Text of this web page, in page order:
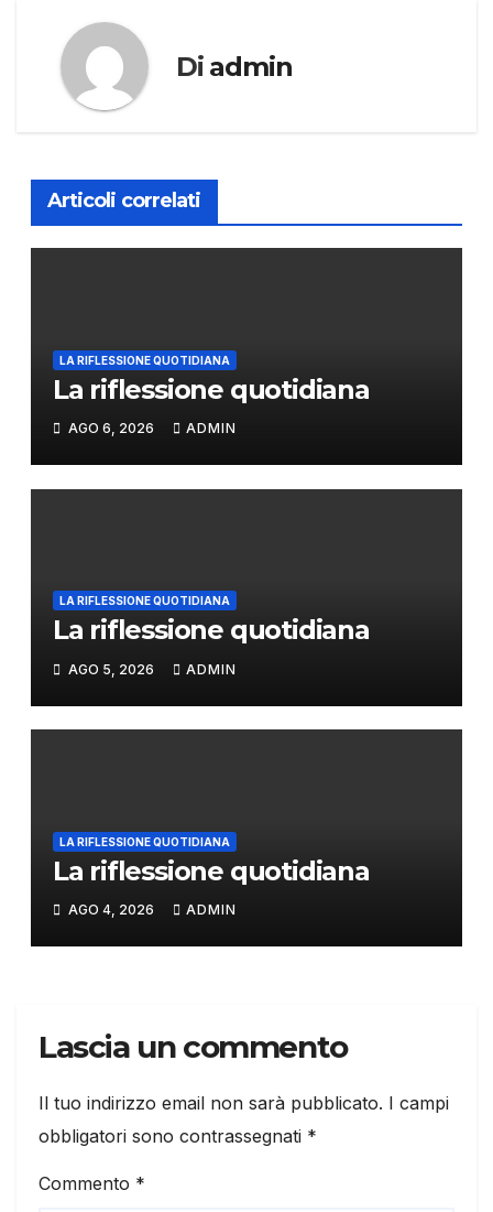
Di admin
Articoli correlati
LA RIFLESSIONE QUOTIDIANA
La riflessione quotidiana
AGO 6, 2026 ADMIN
LA RIFLESSIONE QUOTIDIANA
La riflessione quotidiana
AGO 5, 2026 ADMIN
LA RIFLESSIONE QUOTIDIANA
La riflessione quotidiana
AGO 4, 2026 ADMIN
Lascia un commento
Il tuo indirizzo email non sarà pubblicato. I campi
obbligatori sono contrassegnati *
Commento *